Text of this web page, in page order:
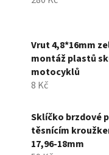
Vrut 4,8*16mm
montáž plastů
motocyklů
8 Kč
Sklíčko brzdové
těsnícím
17,96-18mm